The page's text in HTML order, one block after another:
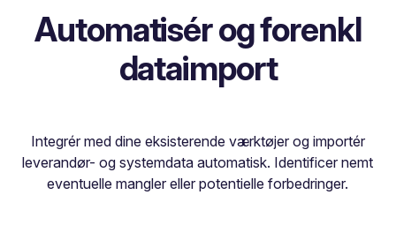
Automatisér og forenkl
dataimport
Integrér med dine eksisterende værktøjer og importér
leverandør- og systemdata automatisk. Identificer nemt
eventuelle mangler eller potentielle forbedringer.